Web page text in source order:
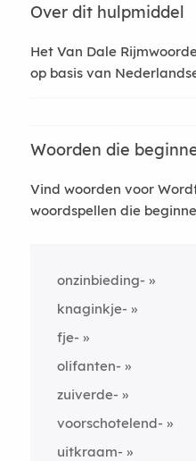
Over dit hulpmiddel
Het Van Dale
op basis van
Woorden die
Vind woorden voor
woordspellen die
onzinbieding-
knaginkje-
fje-
olifanten-
zuiverde-
voorschotelend-
uitkraam-